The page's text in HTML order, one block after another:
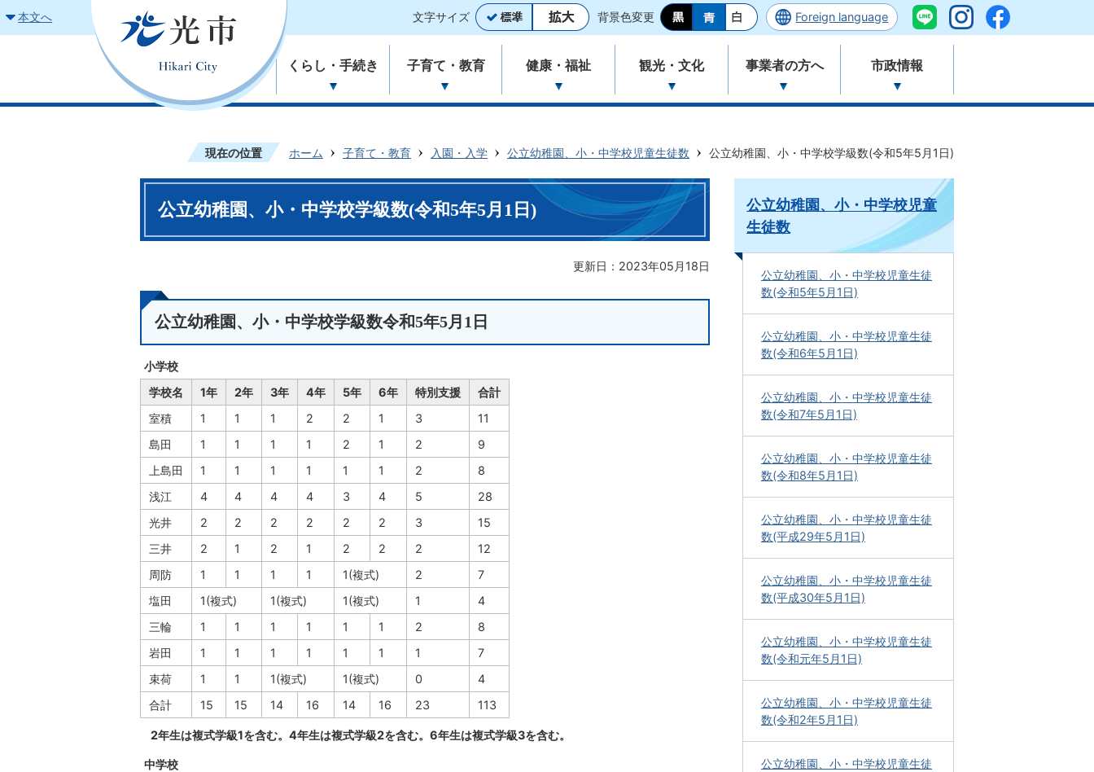
本文へ 文字サイズ 背景色変更 Foreign language
くらし・手続き 子育て・教育 健康・福祉 観光・文化 事業者の方へ 市政情報
現在の位置 ホーム 子育て・教育 入園・入学 公立幼稚園、小・中学校児童生徒数 公立幼稚園、小・中学校学級数(令和5年5月1日)
公立幼稚園、小・中学校学級数(令和5年5月1日)
更新日：2023年05月18日
公立幼稚園、小・中学校学級数令和5年5月1日
小学校
学校名
1年 2年 3年 4年 5年 6年 特別支援
合計
室積
1 1 1 2 2 1 3
11
島田
1 1 1 1 2 1 2
9
上島田
1 1 1 1 1 1 2
8
浅江
4 4 4 4 3 4 5
28
光井
2 2 2 2 2 2 3
15
三井
2 1 2 1 2 2 2
12
周防
1 1 1 1 1(複式) 2
7
塩田
1(複式) 1(複式) 1(複式) 1
4
三輪
1 1 1 1 1 1 2
8
岩田
1 1 1 1 1 1 1
7
束荷
1 1 1(複式) 1(複式) 0
4
合計
15 15 14 16 14 16 23 113
2年生は複式学級1を含む。4年生は複式学級2を含む。6年生は複式学級3を含む。
中学校
公立幼稚園、小・中学校児童
生徒数
公立幼稚園、小・中学校児童生徒
数(令和5年5月1日)
公立幼稚園、小・中学校児童生徒
数(令和6年5月1日)
公立幼稚園、小・中学校児童生徒
数(令和7年5月1日)
公立幼稚園、小・中学校児童生徒
数(令和8年5月1日)
公立幼稚園、小・中学校児童生徒
数(平成29年5月1日)
公立幼稚園、小・中学校児童生徒
数(平成30年5月1日)
公立幼稚園、小・中学校児童生徒
数(令和元年5月1日)
公立幼稚園、小・中学校児童生徒
数(令和2年5月1日)
公立幼稚園、小・中学校児童生徒